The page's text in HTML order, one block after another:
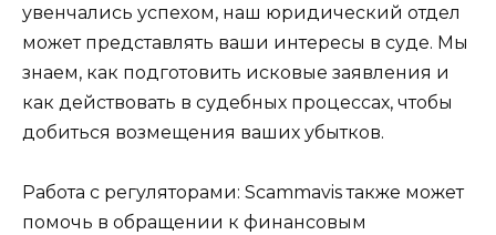
увенчались успехом, наш юридический отдел
может представлять ваши интересы в суде. Мы
знаем, как подготовить исковые заявления и
как действовать в судебных процессах, чтобы
добиться возмещения ваших убытков.
Работа с регуляторами: Scammavis также может
помочь в обращении к финансовым